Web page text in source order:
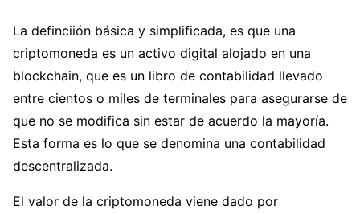
La definciión básica y simplificada, es que una
criptomoneda es un activo digital alojado en una
blockchain, que es un libro de contabilidad llevado
entre cientos o miles de terminales para asegurarse de
que no se modifica sin estar de acuerdo la mayoría.
Esta forma es lo que se denomina una contabilidad
descentralizada.
El valor de la criptomoneda viene dado por